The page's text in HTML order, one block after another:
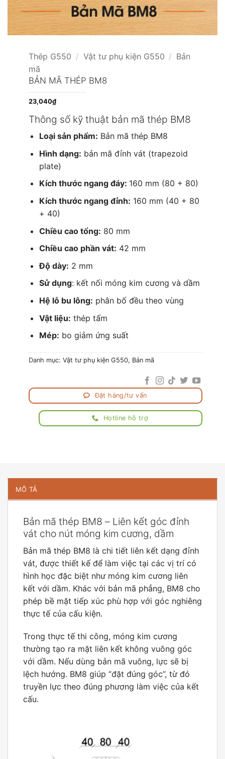
Thép G550 / Vật tư phụ kiện G550 / Bản
mã
BẢN MÃ THÉP BM8
23,040₫
Thông số kỹ thuật bản mã thép BM8
Loại sản phẩm: Bản mã thép BM8
Hình dạng: bản mã đỉnh vát (trapezoid
plate)
Kích thước ngang đáy: 160 mm (80 + 80)
Kích thước ngang đỉnh: 160 mm (40 + 80
+ 40)
Chiều cao tổng: 80 mm
Chiều cao phần vát: 42 mm
Độ dày: 2 mm
Sử dụng: kết nối móng kim cương và dầm
Hệ lỗ bu lông: phân bố đều theo vùng
Vật liệu: thép tấm
Mép: bo giảm ứng suất
Danh mục: Vật tư phụ kiện G550, Bản mã
Đặt hàng/tư vấn
Hotline hỗ trợ
MÔ TẢ
Bản mã thép BM8 – Liên kết góc đỉnh
vát cho nút móng kim cương, dầm
Bản mã thép BM8 là chi tiết liên kết dạng đỉnh
vát, được thiết kế để làm việc tại các vị trí có
hình học đặc biệt như móng kim cương liên
kết với dầm. Khác với bản mã phẳng, BM8 cho
phép bề mặt tiếp xúc phù hợp với góc nghiêng
thực tế của cấu kiện.
Trong thực tế thi công, móng kim cương
thường tạo ra mặt liên kết không vuông góc
với dầm. Nếu dùng bản mã vuông, lực sẽ bị
lệch hướng. BM8 giúp “đặt đúng góc”, từ đó
truyền lực theo đúng phương làm việc của kết
cấu.